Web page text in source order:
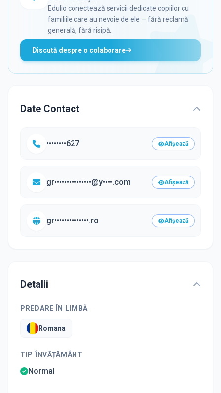
Edulio conectează servicii dedicate copiilor cu
familiile care au nevoie de ele — fără reclamă
generală, fără risipă.
Discută despre o colaborare
Date Contact
••••••••627 Afișează
gr•••••••••••••••@y••••.com Afișează
gr••••••••••••••.ro Afișează
Detalii
PREDARE ÎN LIMBĂ
Romana
TIP ÎNVĂȚĂMÂNT
Normal